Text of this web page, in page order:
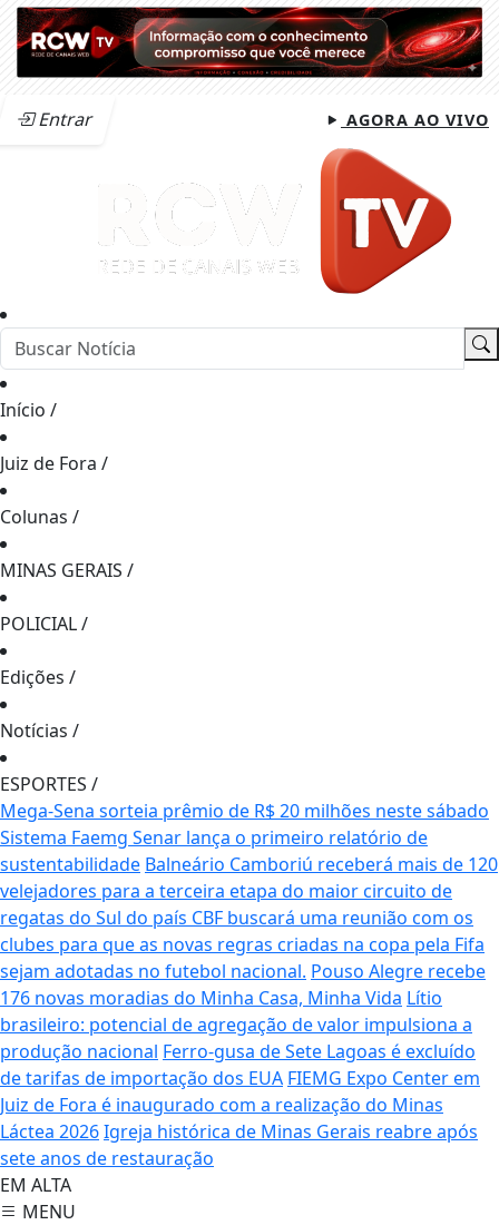
Entrar AGORA AO VIVO
Início /
Juiz de Fora /
Colunas /
MINAS GERAIS /
POLICIAL/
Edições /
Notícias /
ESPORTES /
Mega-Sena sorteia prêmio de R$ 20 milhões neste sábado
Sistema Faemg Senar lança o primeiro relatório de
sustentabilidade Balneário Camboriú receberá mais de 120
velejadores para a terceira etapa do maior circuito de
regatas do Sul do país CBF buscará uma reunião com os
clubes para que as novas regras criadas na copa pela Fifa
sejam adotadas no futebol nacional. Pouso Alegre recebe
176 novas moradias do Minha Casa, Minha Vida Lítio
brasileiro: potencial de agregação de valor impulsiona a
produção nacional Ferro-gusa de Sete Lagoas é excluído
de tarifas de importação dos EUA FIEMG Expo Center em
Juiz de Fora é inaugurado com a realização do Minas
Láctea 2026Igreja histórica de Minas Gerais reabre após
sete anos de restauração
EM ALTA
MENU